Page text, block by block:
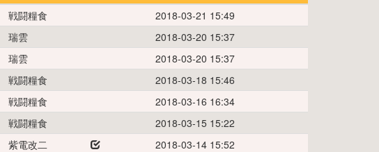
戦闘糧食
2018-03-21 15:49
瑞雲
2018-03-20 15:37
瑞雲
2018-03-20 15:37
戦闘糧食
2018-03-18 15:46
戦闘糧食
2018-03-16 16:34
戦闘糧食
2018-03-15 15:22
紫電改二
2018-03-14 15:52